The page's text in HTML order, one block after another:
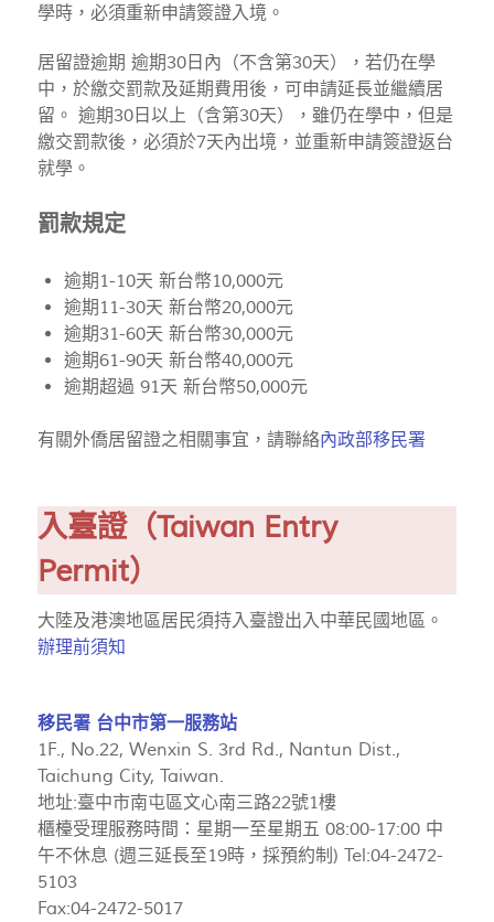
學時，必須重新申請簽證入境。
居留證逾期 逾期30日內（不含第30天），若仍在學
中，於繳交罰款及延期費用後，可申請延長並繼續居
留。 逾期30日以上（含第30天），雖仍在學中，但是
繳交罰款後，必須於7天內出境，並重新申請簽證返台
就學。
罰款規定
逾期1-10天 新台幣10,000元
逾期11-30天 新台幣20,000元
逾期31-60天 新台幣30,000元
逾期61-90天 新台幣40,000元
逾期超過 91天 新台幣50,000元
有關外僑居留證之相關事宜，請聯絡內政部移民署
入臺證（Taiwan Entry
Permit）
大陸及港澳地區居民須持入臺證出入中華民國地區。
辦理前須知
移民署 台中市第一服務站
1F., No.22, Wenxin S. 3rd Rd., Nantun Dist.,
Taichung City, Taiwan.
地址:臺中市南屯區文心南三路22號1樓
櫃檯受理服務時間：星期一至星期五 08:00-17:00 中
午不休息 (週三延長至19時，採預約制) Tel:04-2472-
5103
Fax:04-2472-5017